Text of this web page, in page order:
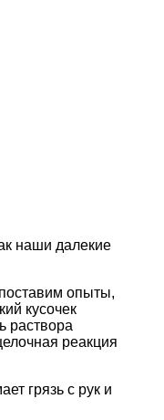
наши далекие
опыты,
кусочек
раствора
реакция
грязь с рук и